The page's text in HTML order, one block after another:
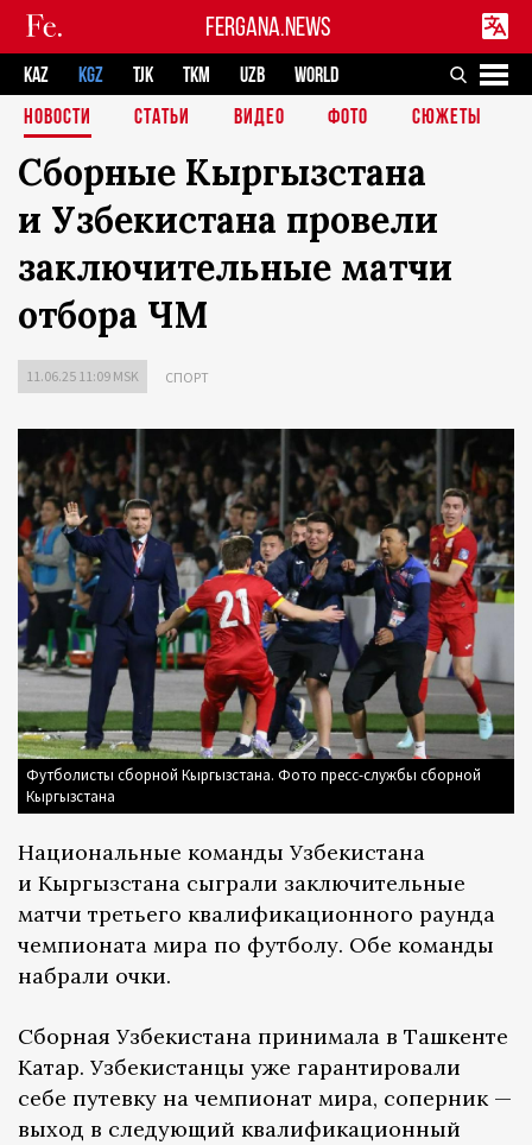
FERGANA.NEWS
KAZ KGZ TJK TKM UZB
WORLD
НОВОСТИ
СТАТЬИ ВИДЕО ФОТО СЮЖЕТЫ
Сборные Кыргызстана
и Узбекистана провели
заключительные матчи
отбора ЧМ
11.06.25 11:09 MSK СПОРТ
Футболисты сборной Кыргызстана. Фото пресс-службы сборной
Кыргызстана
Национальные команды Узбекистана
и Кыргызстана сыграли заключительные
матчи третьего квалификационного раунда
чемпионата мира по футболу. Обе команды
набрали очки.
Сборная Узбекистана принимала в Ташкенте
Катар. Узбекистанцы уже гарантировали
себе путевку на чемпионат мира, соперник —
выход в следующий квалификационный